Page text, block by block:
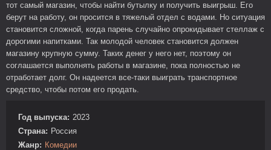
тот самый магазин, чтобы найти бутылку и получить выигрыш. Его
берут на работу, он просится в тяжелый отдел с водами. Но ситуация
становится сложной, когда парень случайно опрокидывает стеллаж с
дорогими напитками. Так молодой человек становится должен
магазину крупную сумму. Таких денег у него нет, поэтому он
соглашается выполнять работы в магазине, пока полностью не
отработает долг. Он надеется все-таки выиграть транспортное
средство, чтобы потом его продать.
Год выпуска: 2023
Страна: Россия
Жанр: Комедии